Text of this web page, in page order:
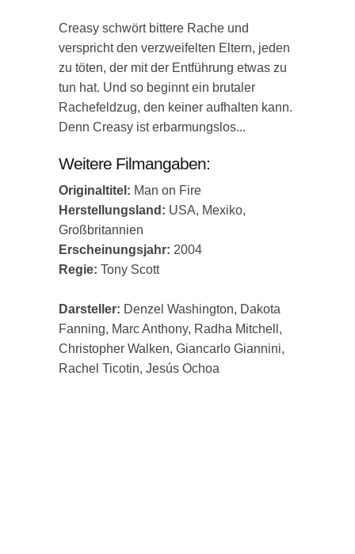
Creasy schwört bittere Rache und
verspricht den verzweifelten Eltern, jeden
zu töten, der mit der Entführung etwas zu
tun hat. Und so beginnt ein brutaler
Rachefeldzug, den keiner aufhalten kann.
Denn Creasy ist erbarmungslos...
Weitere Filmangaben:
Originaltitel: Man on Fire
Herstellungsland: USA, Mexiko,
Großbritannien
Erscheinungsjahr: 2004
Regie: Tony Scott
Darsteller: Denzel Washington, Dakota
Fanning, Marc Anthony, Radha Mitchell,
Christopher Walken, Giancarlo Giannini,
Rachel Ticotin, Jesús Ochoa